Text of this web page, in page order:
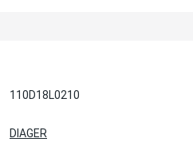
110D18L0210
DIAGER